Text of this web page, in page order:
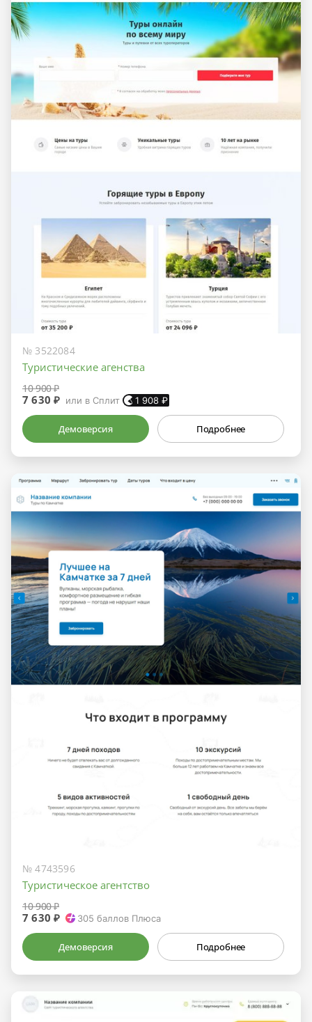
№ 3522084
Туристические агенства
10 900 ₽
7 630 ₽ или в Сплит 1 908 ₽
Демоверсия Подробнее
№ 4743596
Туристическое агентство
10 900 ₽
7 630 ₽ 305 баллов Плюса
Демоверсия Подробнее